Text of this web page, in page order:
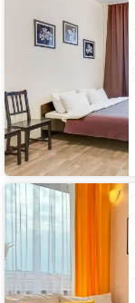
Гончарной
Мини-
отель
Гончарная
вокзала